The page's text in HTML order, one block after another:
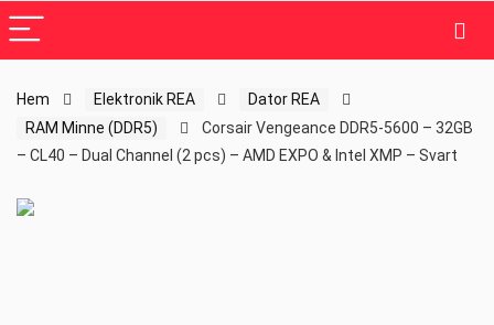
Hem Elektronik REA
Dator REA
RAM Minne (DDR5)
Corsair Vengeance DDR5-5600 – 32GB
– CL40 – Dual Channel (2 pcs) – AMD EXPO & Intel XMP – Svart